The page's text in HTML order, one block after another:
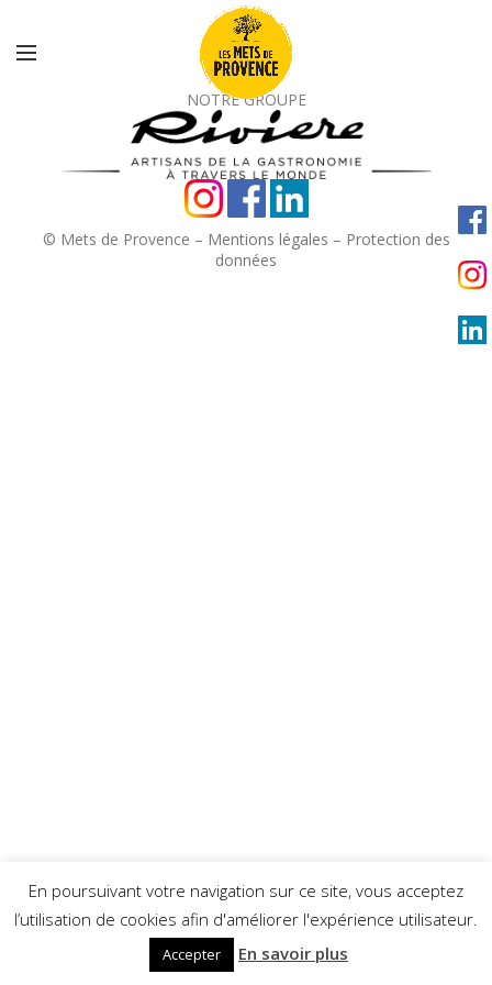
NOTRE GROUPE
© Mets de Provence – Mentions légales – Protection des
données
En poursuivant votre navigation sur ce site, vous acceptez
l’utilisation de cookies afin d'améliorer l'expérience utilisateur.
Accepter En savoir plus